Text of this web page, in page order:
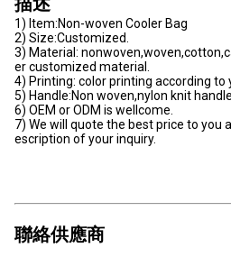
1) Item:Non-woven Cooler Bag
2) Size:Customized.
3) Material:
er customized material.
4) Printing: color printing according to
5) Handle:Non woven,nylon knit
6) OEM or ODM is wellcome.
7) We will quote the best price to you
escription of your inquiry.
聯絡供應商